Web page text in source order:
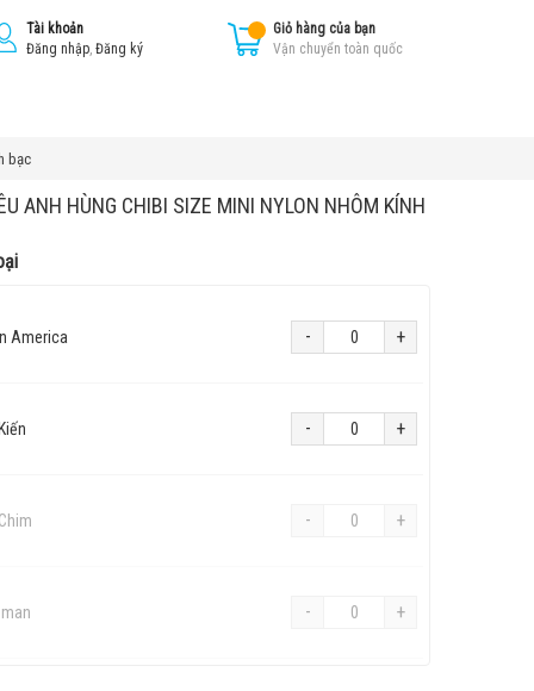
Tài khoản
Đăng nhập, Đăng ký
Giỏ hàng của bạn
Vận chuyển toàn quốc
bạc
ANH HÙNG CHIBI SIZE MINI NYLON NHÔM KÍNH
America - +
- +
- +
- +